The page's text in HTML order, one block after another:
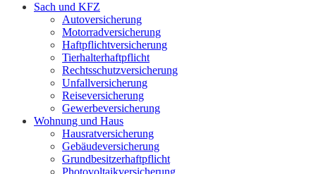
Sach und KFZ
Autoversicherung
Motorradversicherung
Haftpflichtversicherung
Tierhalterhaftpflicht
Rechtsschutzversicherung
Unfallversicherung
Reiseversicherung
Gewerbeversicherung
Wohnung und Haus
Hausratversicherung
Gebäudeversicherung
Grundbesitzerhaftpflicht